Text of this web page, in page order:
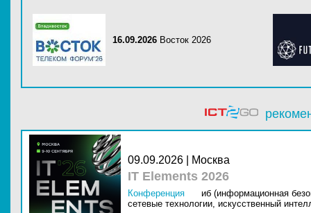
16.09.2026 Восток 2026
09.09.2026 | Москва
IT Elements 2026
Конференция
иб (информационная
сетевые технологии, искусственный